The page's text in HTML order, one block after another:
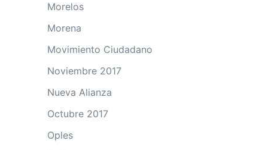
Morelos
Morena
Movimiento Ciudadano
Noviembre 2017
Nueva Alianza
Octubre 2017
Oples